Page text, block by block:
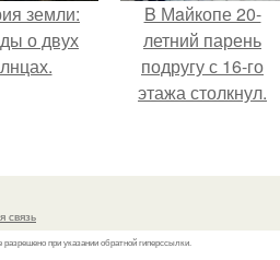
земли:
о двух
B Мaйкопе 20-
летний парень
подругу с 16-го
этажа столкнул.
связь
разрешено при указании обратной гиперссылки.